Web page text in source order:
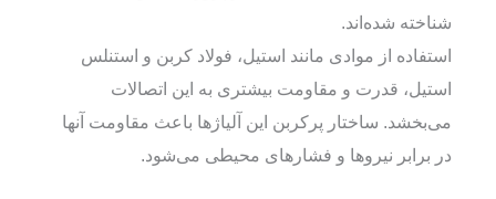
شناخته شده‌اند.
استفاده از موادی مانند استیل، فولاد کربن و استنلس
استیل، قدرت و مقاومت بیشتری به این اتصالات
می‌بخشد. ساختار پرکربن این آلیاژها باعث مقاومت آنها
در برابر نیروها و فشارهای محیطی می‌شود.